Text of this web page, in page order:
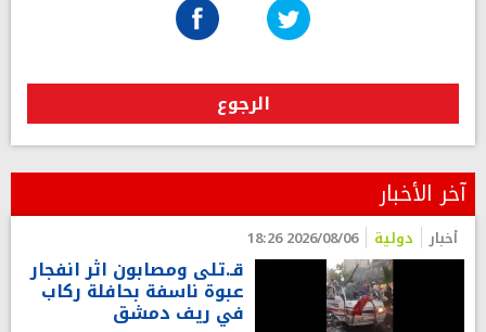
الرجوع
آخر الأخبار
أخبار دولية 2026/08/06 18:26
قـ.تلى ومصابون اثر انفجار
عبوة ناسفة بحافلة ركاب
في ريف دمشق